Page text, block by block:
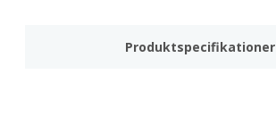
Produktspecifikationer